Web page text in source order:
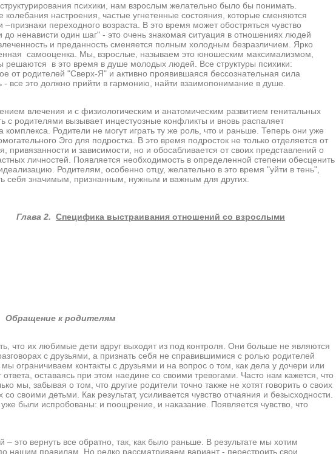
психики, нам взрослым желательно было бы понимать.
настроения, частые угнетенные состояния, которые сменяются
переходного возраста. В это время может обостряться чувство
до ненависти один шаг" - это очень знакомая ситуация в отношениях людей
и преданность сменяется полным холодным безразличием. Ярко
самооценка. Мы, взрослые, называем это юношеским максимализмом,
решаются в это время в душе молодых людей. Все структуры психики:
родителей "Сверх-Я" и активно проявившаяся бессознательная сила
- все это должно прийти в гармонию, найти взаимопонимание в душе.
влечения и с физиологическим и анатомическим развитием генитальных
с родителями вызывает инцестуозные конфликты и вновь распаляет
Родители не могут играть ту же роль, что и раньше. Теперь они уже
Эго для подростка. В это время подросток не только отделяется от
привязанности и зависимости, но и обосабливается от своих представлений о
личностей. Появляется необходимость в определенной степени обесценить
Родителям, особенно отцу, желательно в это время "уйти в тень",
себя значимым, признанным, нужным и важным для других.
2. Специфика выстраивания отношений со взрослыми
к родителям
их любимые дети вдруг выходят из под контроля. Они больше не являются
с друзьями, а признать себя не справившимися с ролью родителей
ограничиваем контакты с друзьями и на вопрос о том, как дела у дочери или
оставаясь при этом наедине со своими тревогами. Часто нам кажется, что
мы, забывая о том, что другие родители точно также не хотят говорить о своих
своими детьми. Как результат, усиливается чувство отчаяния и безысходности.
были испробованы: и поощрение, и наказание. Появляется чувство, что
вернуть все обратно, так, как было раньше. В результате мы хотим
нашим правилам. Но редко рассматриваем вариант - перестроить свои